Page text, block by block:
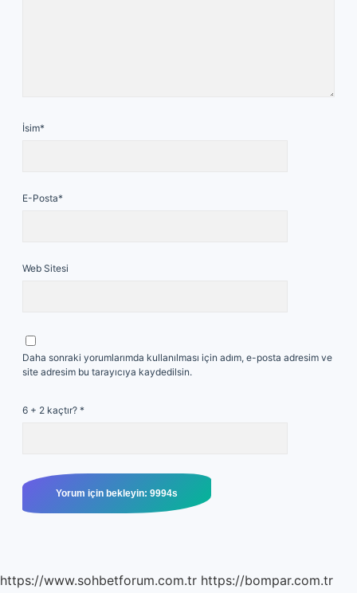
İsim*
E-Posta*
Web Sitesi
Daha sonraki yorumlarımda kullanılması için adım, e-posta adresim ve
site adresim bu tarayıcıya kaydedilsin.
6 + 2 kaçtır? *
https://www.sohbetforum.com.tr https://bompar.com.tr